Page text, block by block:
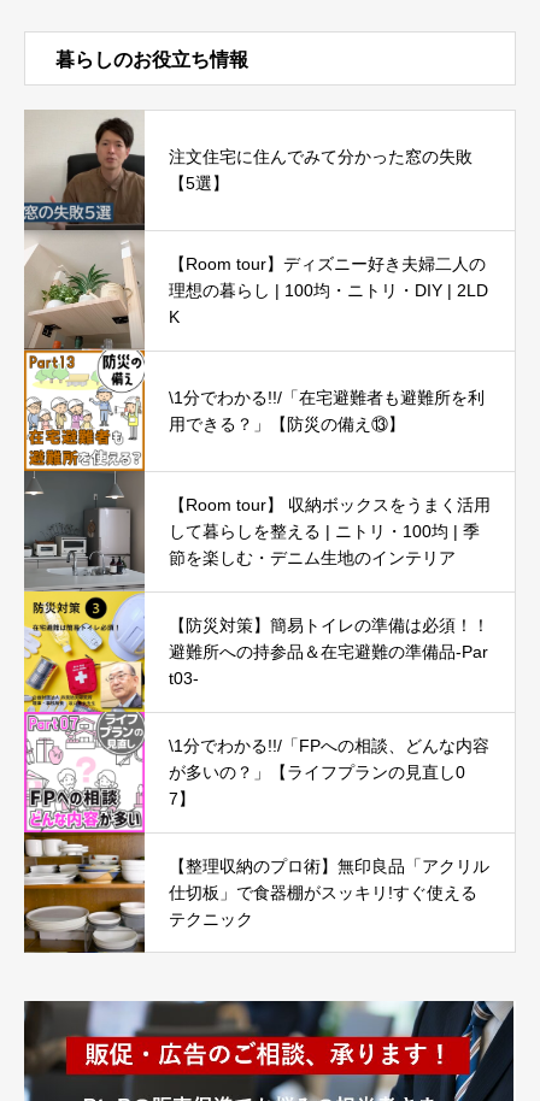
暮らしのお役立ち情報
注文住宅に住んでみて分かった窓の失敗
【5選】
【Room tour】ディズニー好き夫婦二人の
理想の暮らし | 100均・ニトリ・DIY | 2LD
K
\1分でわかる!!/「在宅避難者も避難所を利
用できる？」【防災の備え⑬】
【Room tour】 収納ボックスをうまく活用
して暮らしを整える | ニトリ・100均 | 季
節を楽しむ・デニム生地のインテリア
【防災対策】簡易トイレの準備は必須！！
避難所への持参品＆在宅避難の準備品-Par
t03-
\1分でわかる!!/「FPへの相談、どんな内容
が多いの？」【ライフプランの見直し0
7】
【整理収納のプロ術】無印良品「アクリル
仕切板」で食器棚がスッキリ!すぐ使える
テクニック